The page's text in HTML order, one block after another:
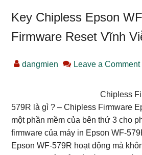
Key Chipless Epson
Firmware Reset Vĩnh
dangmien Leave a Comment
Chipless
579R là gì ? – Chipless Firmware
một phần mềm của bên thứ 3 cho
firmware của máy in Epson WF-
Epson WF-579R hoạt động mà